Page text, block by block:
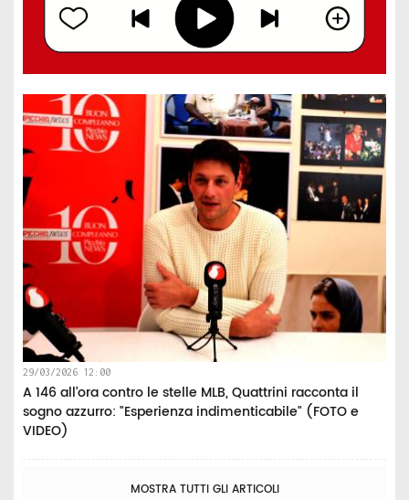
29/03/2026 12:00
A 146 all’ora contro le stelle MLB, Quattrini racconta il
sogno azzurro: "Esperienza indimenticabile" (FOTO e
VIDEO)
MOSTRA TUTTI GLI ARTICOLI